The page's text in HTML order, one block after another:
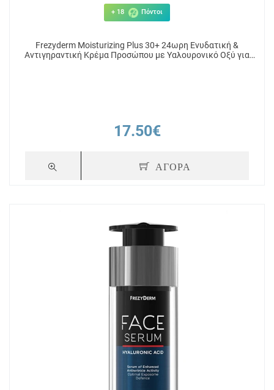
+ 18 Πόντοι
Frezyderm Moisturizing Plus 30+ 24ωρη Ενυδατική &
Αντιγηραντική Κρέμα Προσώπου με Υαλουρονικό Οξύ για
17.50€
ΑΓΟΡΑ